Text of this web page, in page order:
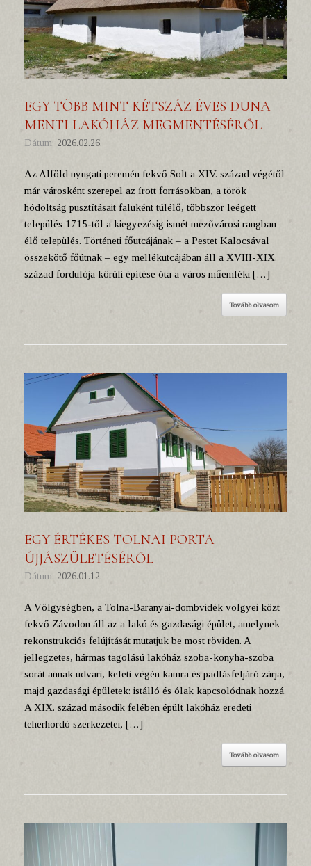
EGY TÖBB MINT KÉTSZÁZ ÉVES DUNA
MENTI LAKÓHÁZ MEGMENTÉSÉRŐL
Dátum: 2026.02.26.
Az Alföld nyugati peremén fekvő Solt a XIV. század végétől
már városként szerepel az írott forrásokban, a török
hódoltság pusztításait faluként túlélő, többször leégett
település 1715-től a kiegyezésig ismét mezővárosi rangban
élő település. Történeti főutcájának – a Pestet Kalocsával
összekötő főútnak – egy mellékutcájában áll a XVIII-XIX.
század fordulója körüli építése óta a város műemléki […]
Tovább olvasom
EGY ÉRTÉKES TOLNAI PORTA
ÚJJÁSZÜLETÉSÉRŐL
Dátum: 2026.01.12.
A Völgységben, a Tolna-Baranyai-dombvidék völgyei közt
fekvő Závodon áll az a lakó és gazdasági épület, amelynek
rekonstrukciós felújítását mutatjuk be most röviden. A
jellegzetes, hármas tagolású lakóház szoba-konyha-szoba
sorát annak udvari, keleti végén kamra és padlásfeljáró zárja,
majd gazdasági épületek: istálló és ólak kapcsolódnak hozzá.
A XIX. század második felében épült lakóház eredeti
teherhordó szerkezetei, […]
Tovább olvasom